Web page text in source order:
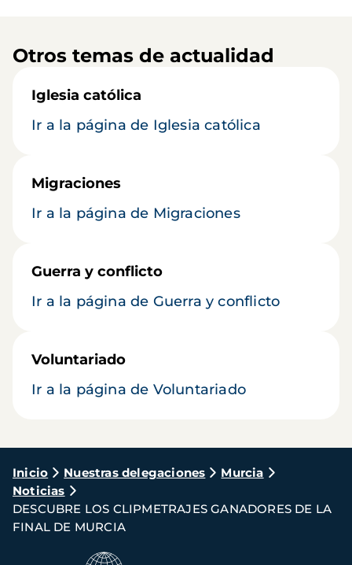
Otros temas de actualidad
Iglesia católica
Ir a la página de Iglesia católica
Migraciones
Ir a la página de Migraciones
Guerra y conflicto
Ir a la página de Guerra y conflicto
Voluntariado
Ir a la página de Voluntariado
Ruta
de
navegación
Inicio Nuestras delegaciones
Murcia
Noticias
DESCUBRE LOS CLIPMETRAJES GANADORES DE LA
FINAL DE MURCIA